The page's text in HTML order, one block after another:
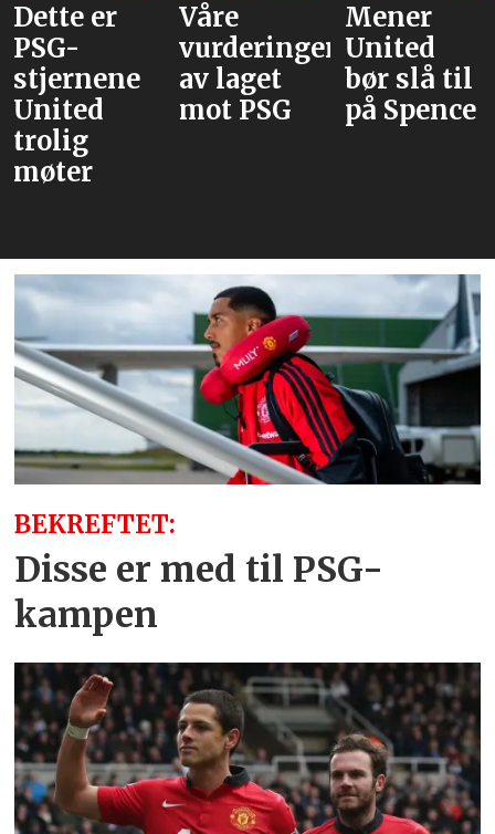
Dette er
PSG-
stjernene
United
trolig
møter
Våre
vurderinger
av laget
mot PSG
Mener
United
bør slå til
på Spence
BEKREFTET:
Disse er med til PSG-
kampen